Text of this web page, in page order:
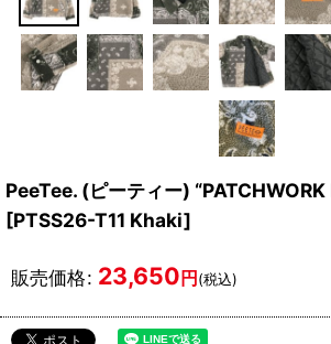
PeeTee. (ピーティー)
[PTSS26-T11 Khaki]
販売価格: 23,650円(税込)